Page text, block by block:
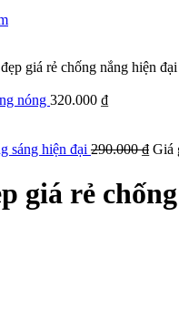
giá rẻ chống nắng hiện đại
nóng 320.000 ₫
sáng hiện đại 290.000₫ Giá
giá rẻ